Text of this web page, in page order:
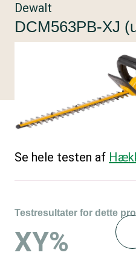
Dewalt
DCM563PB-XJ
Se hele testen af
Testresultater for dette
XY%